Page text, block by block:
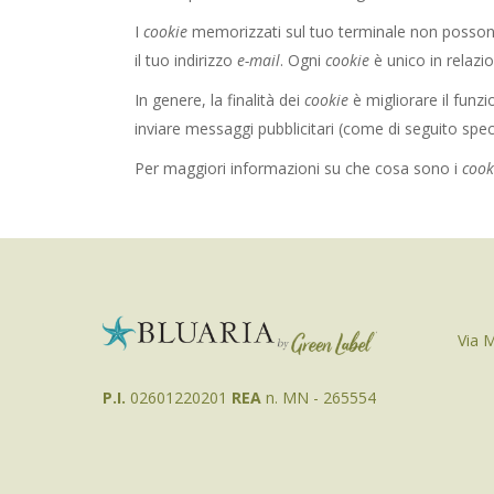
I cookie memorizzati sul tuo terminale non
il tuo indirizzo e-mail. Ogni cookie è unico in
In genere, la finalità dei cookie è migliorare il
inviare messaggi pubblicitari (come di seguito
Per maggiori informazioni su che cosa sono i
P.I. 02601220201 REAn. MN - 265554
Via